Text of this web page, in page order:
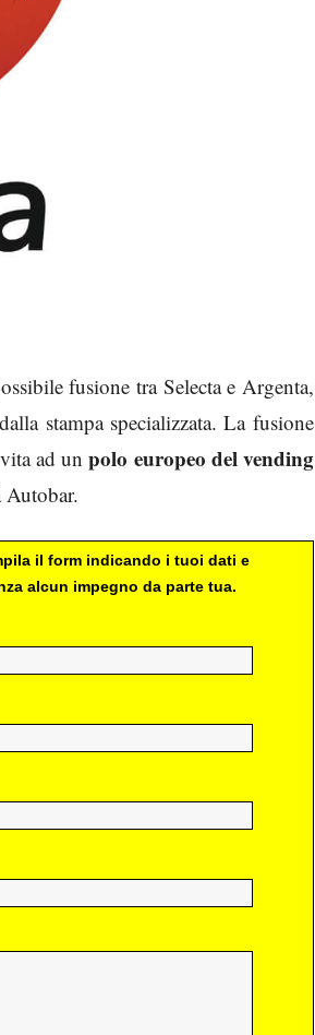
fusione tra Selecta e Argenta,
stampa specializzata. La fusione
ad unpolo europeo del vending
Autobar.
il form indicando i tuoi dati e
alcun impegno da parte tua.